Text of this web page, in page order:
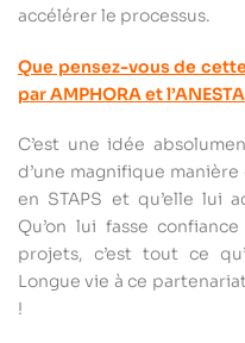
accélérer le processus.
Que pensez-vous de
par AMPHORA et
C’est une idée
d’une magnifique
en STAPS et qu’elle lui
Qu’on lui fasse
projets, c’est tout ce
Longue vie à ce
!